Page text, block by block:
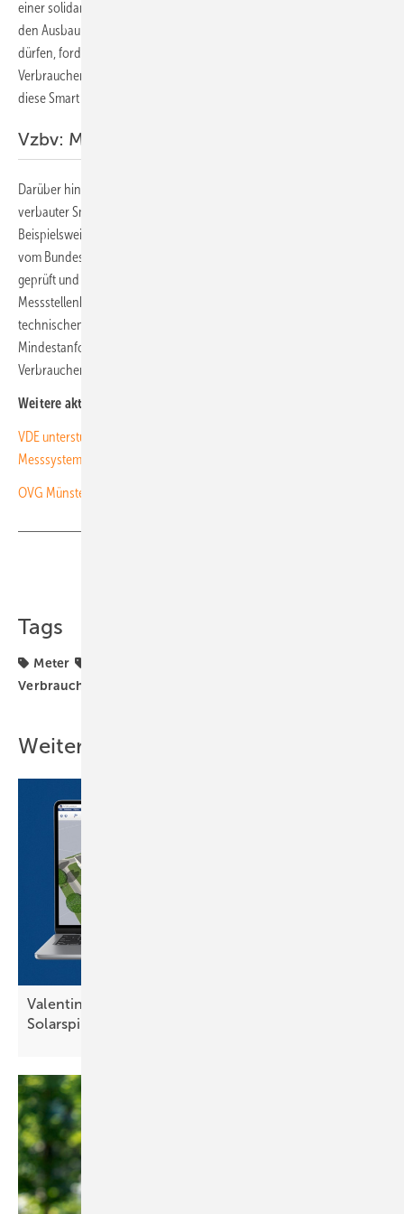
einer solidarischen Finanzierung erhalten. Zudem sollten Verbraucher
den Ausbau der mangelhaft freigegebenen Smart Meter verlangen
dürfen, fordern die Verbraucherschützer. Für den Fall, dass
Verbraucher auf den Ausbau verzichten, solle die Preisobergrenze für
diese Smart Meter auf 20 Euro gedeckelt werden.
Vzbv: Messstellenbetriebsgesetz ändern
Darüber hinaus fordert der Vzbv, dass der Funktionsumfang bereits
verbauter Smart Meter bestimmte Bedingungen erfüllen muss.
Beispielsweise müssen Updates kompatibel sein und die Software
vom Bundesamt für Sicherheit in der Informationstechnik (BSI)
geprüft und zugelassen sein. Der Paragraph 21 des
Messstellenbetriebsgesetz solle so geändert werden, dass die
technischen Richtlinien des BSI den gesetzlichen
Mindestanforderungen an Smart Meter voll entsprechen, fordert die
Verbraucherzentrale. (nhp)
Weitere aktuelle News:
VDE unterstützt rechtssichere Einführung von intelligenten
Messsystemen
OVG Münster stoppt Rollout der Smart Meter
Tags
Meter
Verbraucherzentrale
Weitere Inhalte
Valentin: PV-Sol premium integriert
Solarspitzengesetz